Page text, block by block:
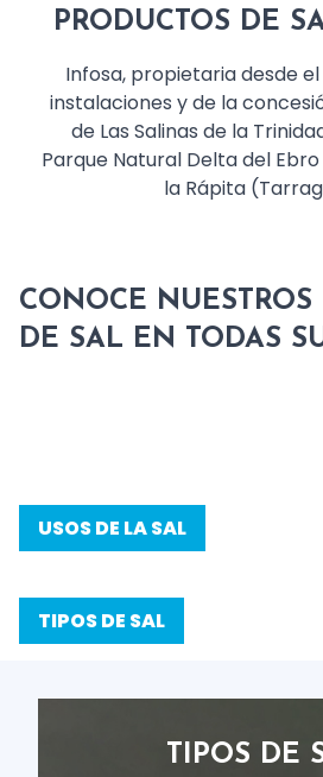
PRODUCTOS DE
Infosa, propietaria desde el
instalaciones y de la
de Las Salinas de la
Parque Natural Delta del
la Rápita
CONOCE NUESTROS
DE SAL EN TODAS
USOS DE LA SAL
TIPOS DE SAL
TIPOS DE